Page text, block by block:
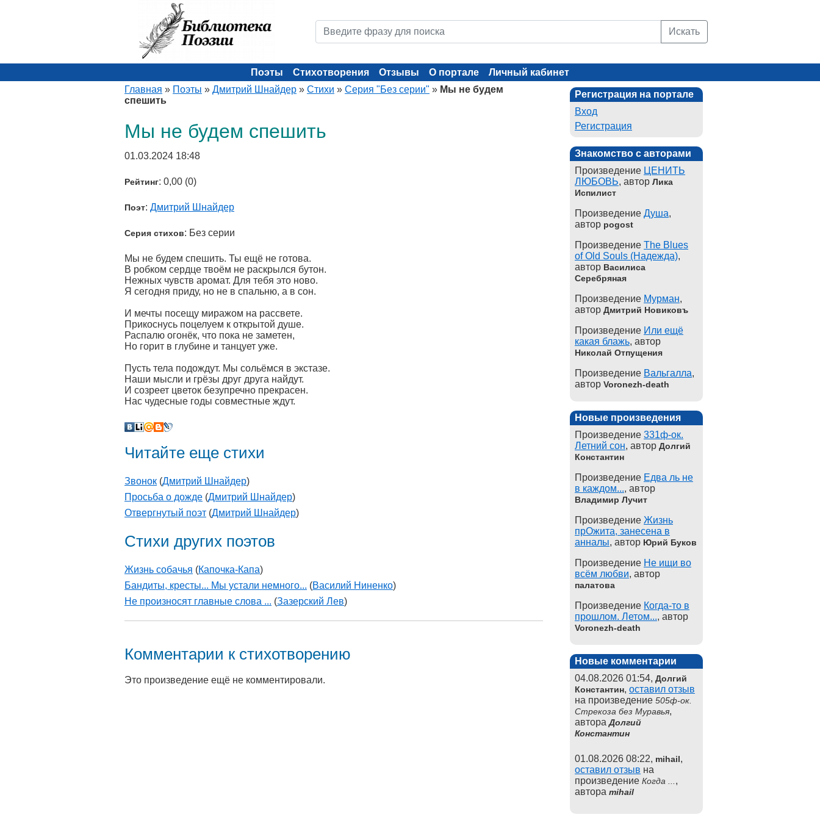
Искать
Поэты Стихотворения Отзывы О портале
Личный кабинет
Главная » Поэты » Дмитрий Шнайдер » Стихи » Серия "Без серии" » Мы не будем
спешить
Мы не будем спешить
01.03.2024 18:48
Рейтинг: 0,00 (0)
Поэт: Дмитрий Шнайдер
Серия стихов: Без серии
Мы не будем спешить. Ты ещё не готова.
В робком сердце твоём не раскрылся бутон.
Нежных чувств аромат. Для тебя это ново.
Я сегодня приду, но не в спальню, а в сон.
И мечты посещу миражом на рассвете.
Прикоснусь поцелуем к открытой душе.
Распалю огонёк, что пока не заметен,
Но горит в глубине и танцует уже.
Пусть тела подождут. Мы сольёмся в экстазе.
Наши мысли и грёзы друг друга найдут.
И созреет цветок безупречно прекрасен.
Нас чудесные годы совместные ждут.
Читайте еще стихи
Звонок (Дмитрий Шнайдер)
Просьба о дожде (Дмитрий Шнайдер)
Отвергнутый поэт (Дмитрий Шнайдер)
Стихи других поэтов
Жизнь собачья (Капочка-Капа)
Бандиты, кресты... Мы устали немного... (Василий Ниненко)
Не произносят главные слова ... (Зазерский Лев)
Комментарии к стихотворению
Это произведение ещё не комментировали.
Регистрация на портале
Вход
Регистрация
Знакомство с авторами
Произведение ЦЕНИТЬ
ЛЮБОВЬ, автор Лика
Испилист
Произведение Душа,
автор pogost
Произведение The Blues
of Old Souls (Надежда),
автор Василиса
Серебряная
Произведение Мурман,
автор Дмитрий Новиковъ
Произведение Или ещё
какая блажь, автор
Николай Отпущения
Произведение Вальгалла,
автор Voronezh-death
Новые произведения
Произведение 331ф-ок.
Летний сон, автор Долгий
Константин
Произведение Едва ль не
в каждом..., автор
Владимир Лучит
Произведение Жизнь
прОжита, занесена в
анналы, автор Юрий Буков
Произведение Не ищи во
всём любви, автор
палатова
Произведение Когда-то в
прошлом. Летом..., автор
Voronezh-death
Новые комментарии
04.08.2026 01:54, Долгий
Константин, оставил отзыв
на произведение 505ф-ок.
Стрекоза без Муравья,
автораДолгий
Константин
01.08.2026 08:22, mihail,
оставил отзыв на
произведение Когда ... ,
автора mihail